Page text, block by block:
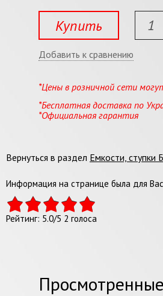
Купить
Добавить к сравнению
*Цены в розничной сети
*Бесплатная доставка по
*Официальная гарантия
Вернуться в раздел Емкости, ступки
Информация на странице была для
Рейтинг: 5.0/5 2 голоса